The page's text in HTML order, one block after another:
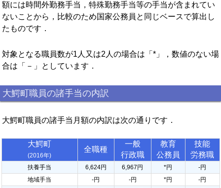
額には時間外勤務手当，特殊勤務手当等の手当が含まれてい
ないことから，比較のため国家公務員と同じベースで算出し
たものです．
対象となる職員数が1人又は2人の場合は「*」，数値のない場
合は「－」としています．
大鰐町職員の諸手当の内訳
大鰐町職員の諸手当月額の内訳は次の通りです．
大鰐町
(2016年)
全職種
一般
行政職
教育
公務員
技能
労務職
扶養手当 6,624円 6,967円 *円
-円
地域手当
-円 -円 *円
-円